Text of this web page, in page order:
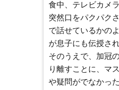
食中、テレビカメ
突然口をパクパク
で話せているかの
が息子にも伝授さ
そのうえで、加冠
り離すことに、マ
や疑問がでなかっ